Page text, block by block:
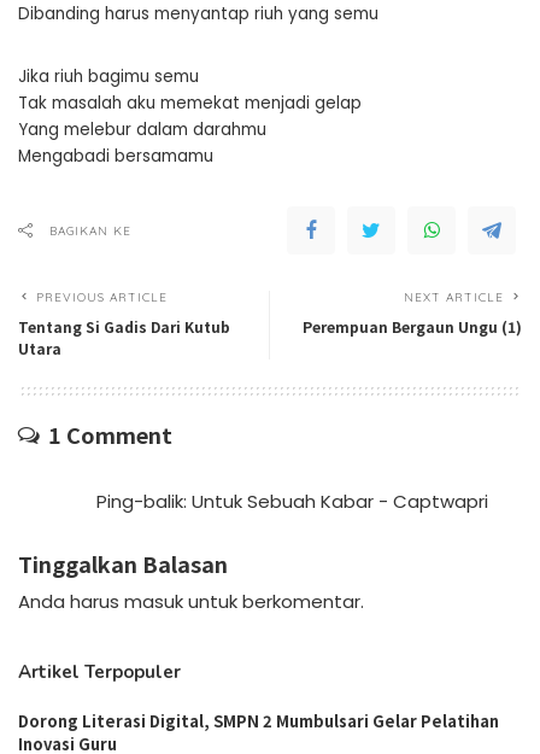
Dibanding harus menyantap riuh yang semu
Jika riuh bagimu semu
Tak masalah aku memekat menjadi gelap
Yang melebur dalam darahmu
Mengabadi bersamamu
BAGIKAN KE
PREVIOUS ARTICLE
Tentang Si Gadis Dari Kutub
Utara
NEXT ARTICLE
Perempuan Bergaun Ungu (1)
1 Comment
Ping-balik: Untuk Sebuah Kabar - Captwapri
Tinggalkan Balasan
Anda harus masukuntuk berkomentar.
Artikel Terpopuler
Dorong Literasi Digital, SMPN 2 Mumbulsari Gelar Pelatihan
Inovasi Guru